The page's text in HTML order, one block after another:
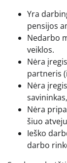
Yra
pensijos
Nedarbo
veiklos.
Nėra
partneris
Nėra
Nėra
šiuo
Ieško
darbo